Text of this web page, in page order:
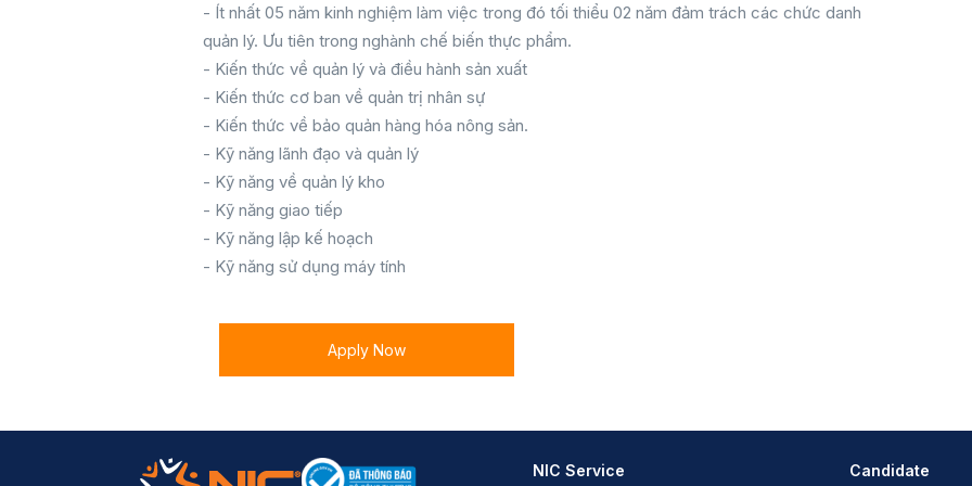
- Ít nhất 05 năm kinh nghiệm làm việc trong đó tối thiểu 02 năm đảm trách các chức danh
quản lý. Ưu tiên trong nghành chế biến thực phẩm.
- Kiến thức về quản lý và điều hành sản xuất
- Kiến thức cơ ban về quản trị nhân sự
- Kiến thức về bảo quản hàng hóa nông sản.
- Kỹ năng lãnh đạo và quản lý
- Kỹ năng về quản lý kho
- Kỹ năng giao tiếp
- Kỹ năng lập kế hoạch
- Kỹ năng sử dụng máy tính
Apply Now
NIC Service Candidate